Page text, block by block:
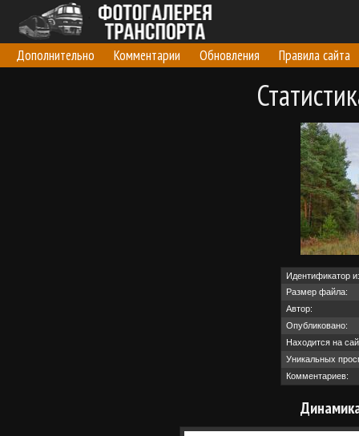
Дополнительно Комментарии Обновления Правила сайта
Идентификатор
Размер файла:
Автор:
Опубликовано:
Находится на
Уникальных
Комментариев: